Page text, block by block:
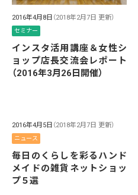
2016年4月8日 （2018年2月7日 更新）
セミナー
インスタ活用講座＆女性シ
ョップ店長交流会レポート
（2016年3月26日開催）
2016年4月5日 （2018年2月7日 更新）
ニュース
毎日のくらしを彩るハンド
メイドの雑貨ネットショッ
プ５選